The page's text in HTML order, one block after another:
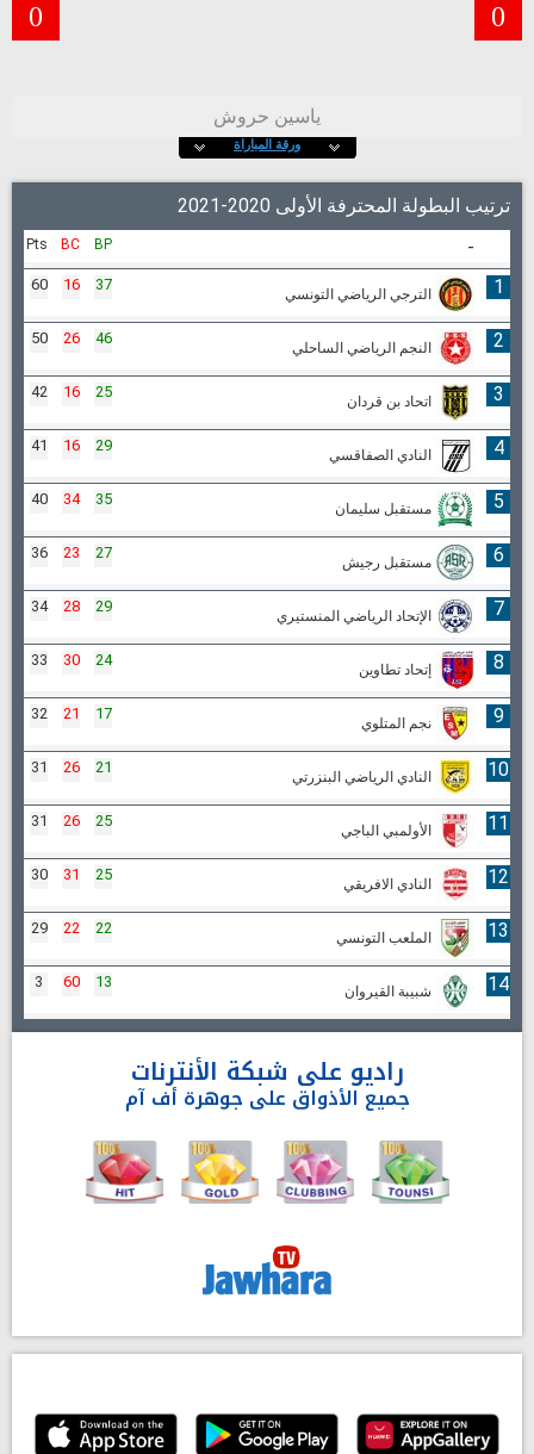
0
0
ياسين حروش
ورقة المباراة
ترتيب البطولة المحترفة الأولى 2020-2021
-
Pts BC BP
1 الترجي الرياضي التونسي
60 16 37
2 النجم الرياضي الساحلي
50 26 46
3 اتحاد بن قردان
42 16 25
4 النادي الصفاقسي
41 16 29
5 مستقبل سليمان
40 34 35
6 مستقبل رجيش
36 23 27
7 الإتحاد الرياضي المنستيري
34 28 29
8 إتحاد تطاوين
33 30 24
9 نجم المتلوي
32 21 17
10 النادي الرياضي البنزرتي
31 26 21
11 الأولمبي الباجي
31 26 25
12 النادي الافريقي
30 31 25
13 الملعب التونسي
29 22 22
14 شبيبة القيروان
3 60 13
راديو على شبكة الأنترنات
جميع الأذواق على جوهرة أف آم